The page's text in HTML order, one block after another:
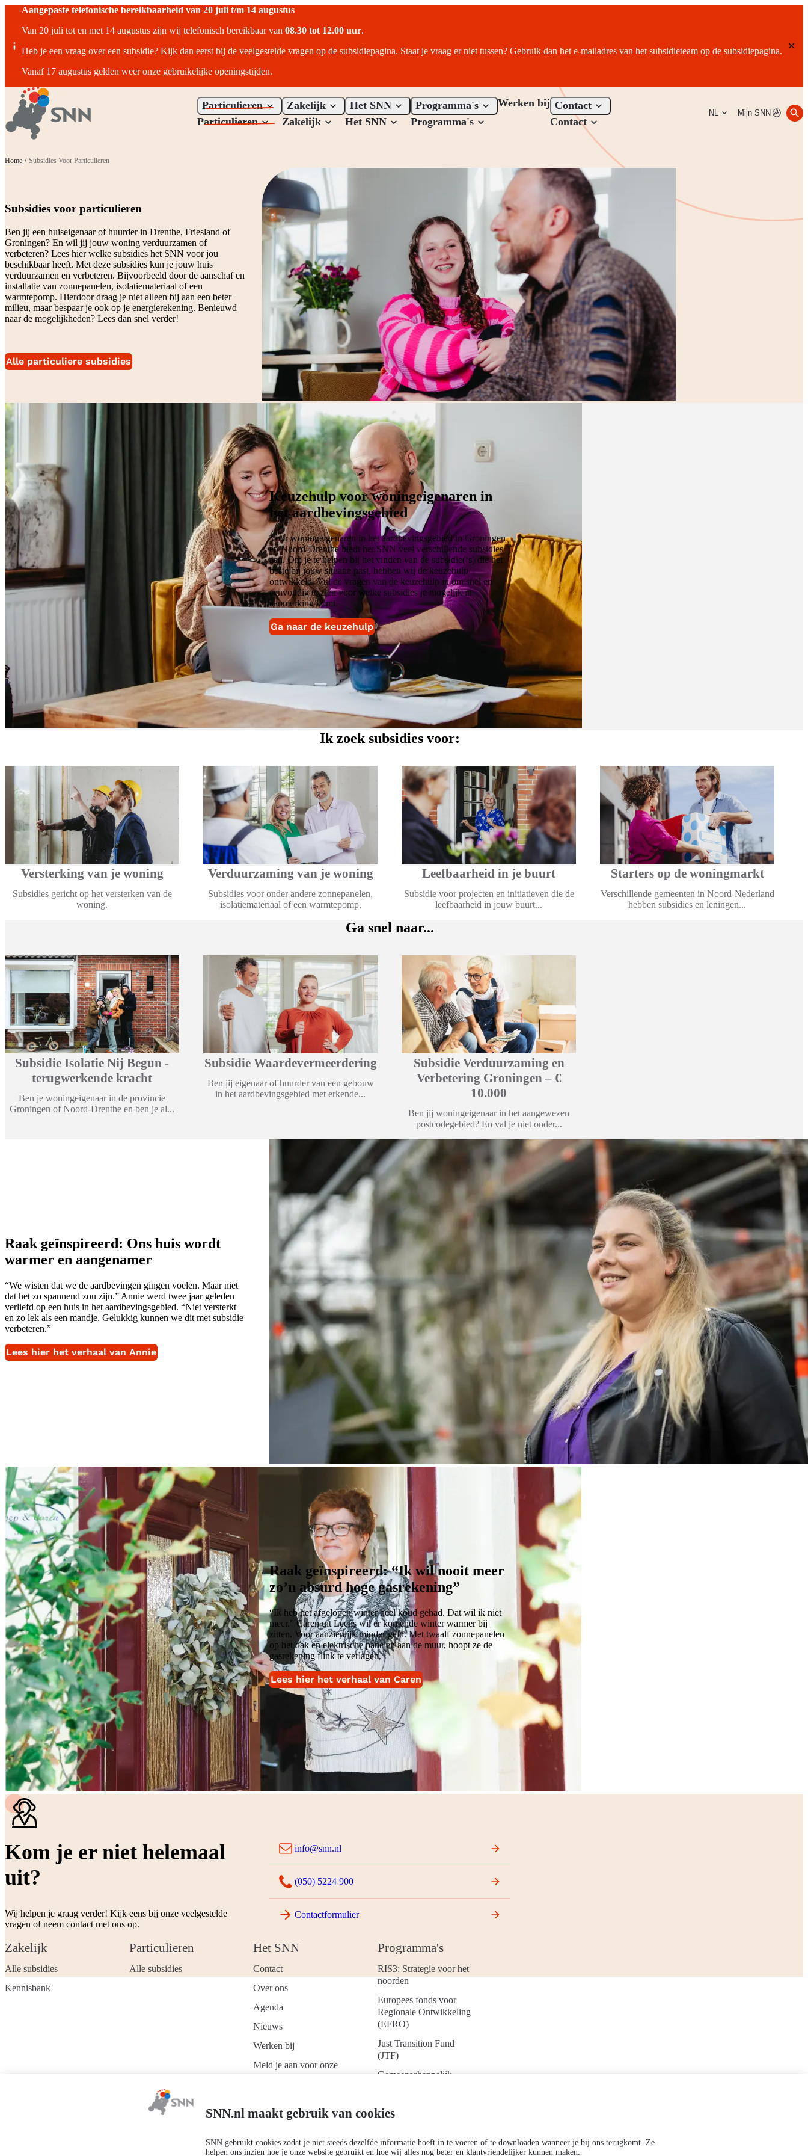
SNN.nl maakt gebruik van cookies
SNN gebruikt cookies zodat je niet steeds dezelfde informatie hoeft in te voeren of te downloaden wanneer je bij ons terugkomt. Ze
helpen ons inzien hoe je onze website gebruikt en hoe wij alles nog beter en klantvriendelijker kunnen maken.
Aangepaste telefonische bereikbaarheid van 20 juli t/m 14 augustus
Van 20 juli tot en met 14 augustus zijn wij telefonisch bereikbaar van 08.30 tot 12.00 uur.
Heb je een vraag over een subsidie? Kijk dan eerst bij de veelgestelde vragen op de subsidiepagina. Staat je vraag er niet tussen? Gebruik dan het e-mailadres van het subsidieteam op de subsidiepagina.
Vanaf 17 augustus gelden weer onze gebruikelijke openingstijden.
Particulieren
Particulieren
Zakelijk
Zakelijk
Het SNN
Het SNN
Programma's
Programma's
Werken bij Contact
Contact
NL Mijn SNN
Home / Subsidies Voor Particulieren
Subsidies voor particulieren
Ben jij een huiseigenaar of huurder in Drenthe, Friesland of
Groningen? En wil jij jouw woning verduurzamen of
verbeteren? Lees hier welke subsidies het SNN voor jou
beschikbaar heeft. Met deze subsidies kun je jouw huis
verduurzamen en verbeteren. Bijvoorbeeld door de aanschaf en
installatie van zonnepanelen, isolatiemateriaal of een
warmtepomp. Hierdoor draag je niet alleen bij aan een beter
milieu, maar bespaar je ook op je energierekening. Benieuwd
naar de mogelijkheden? Lees dan snel verder!
Alle particuliere subsidies
Keuzehulp voor woningeigenaren in
het aardbevingsgebied
Voor woningeigenaren in het aardbevingsgebied in Groningen
en Noord-Drenthe biedt het SNN veel verschillende subsidies
aan. Om je te helpen bij het vinden van de subsidie(‘s) die het
beste bij jouw situatie past, hebben wij de keuzehulp
ontwikkeld. Vul de vragen van de keuzehulp in om snel en
eenvoudig te zien voor welke subsidies je mogelijk in
aanmerking komt.
Ga naar de keuzehulp
Ik zoek subsidies voor:
Versterking van je woning
Subsidies gericht op het versterken van de
woning.
Verduurzaming van je woning
Subsidies voor onder andere zonnepanelen,
isolatiemateriaal of een warmtepomp.
Leefbaarheid in je buurt
Subsidie voor projecten en initiatieven die de
leefbaarheid in jouw buurt...
Starters op de woningmarkt
Verschillende gemeenten in Noord-Nederland
hebben subsidies en leningen...
Ga snel naar...
Subsidie Isolatie Nij Begun -
terugwerkende kracht
Ben je woningeigenaar in de provincie
Groningen of Noord-Drenthe en ben je al...
Subsidie Waardevermeerdering
Ben jij eigenaar of huurder van een gebouw
in het aardbevingsgebied met erkende...
Subsidie Verduurzaming en
Verbetering Groningen – €
10.000
Ben jij woningeigenaar in het aangewezen
postcodegebied? En val je niet onder...
Raak geïnspireerd: Ons huis wordt
warmer en aangenamer
“We wisten dat we de aardbevingen gingen voelen. Maar niet
dat het zo spannend zou zijn.” Annie werd twee jaar geleden
verliefd op een huis in het aardbevingsgebied. “Niet versterkt
en zo lek als een mandje. Gelukkig kunnen we dit met subsidie
verbeteren.”
Lees hier het verhaal van Annie
Raak geïnspireerd: “Ik wil nooit meer
zo’n absurd hoge gasrekening”
“Ik heb het afgelopen winter heel koud gehad. Dat wil ik niet
meer.” Caren uit Leens wil er komende winter warmer bij
zitten. Voor aanzienlijk minder geld. Met twaalf zonnepanelen
op het dak en elektrische panelen aan de muur, hoopt ze de
gasrekening flink te verlagen.
Lees hier het verhaal van Caren
Kom je er niet helemaal
uit?
Wij helpen je graag verder! Kijk eens bij onze veelgestelde
vragen of neem contact met ons op.
info@snn.nl
(050) 5224 900
Contactformulier
Zakelijk
Alle subsidies
Kennisbank
Particulieren
Alle subsidies
Het SNN
Contact
Over ons
Agenda
Nieuws
Werken bij
Meld je aan voor onze
nieuwsbrief
Programma's
RIS3: Strategie voor het
noorden
Europees fonds voor
Regionale Ontwikkeling
(EFRO)
Just Transition Fund
(JTF)
Gemeenschappelijk
Toegankelijkheidsverklaring Cookies Volg ons op: